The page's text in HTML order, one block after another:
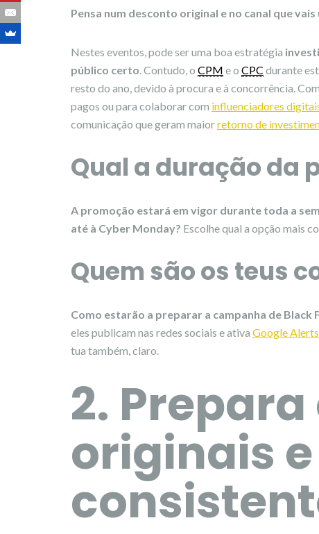
Pensa num desconto original e no canal que
Nestes eventos, pode ser uma boa estratégia
público certo. Contudo, o CPM e o CPC durante
resto do ano, devido à procura e à concorrência.
pagos ou para colaborar com influenciadores
comunicação que geram maiorretorno de
Qual a duração da
A promoção estará em vigor durante toda a
até à Cyber Monday? Escolhe qual a opção mais
Quem são os teus
Como estarão a preparar a campanha de Black
eles publicam nas redes sociais e ativa Google Alerts
tua também, claro.
2.
originais e